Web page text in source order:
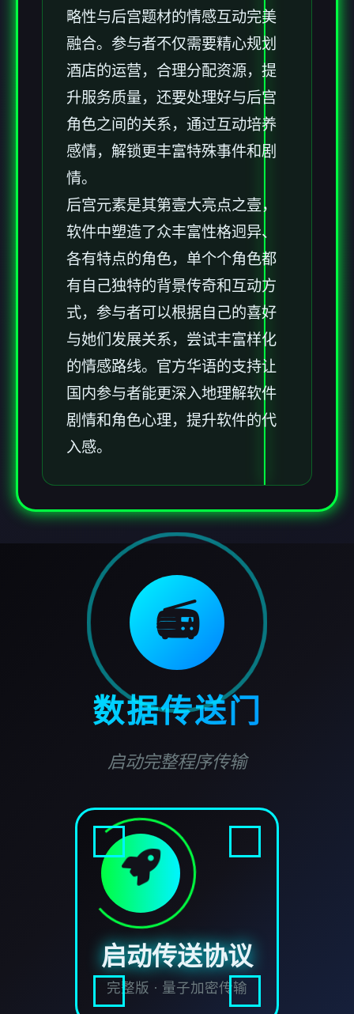
略性与后宫题材的情感互动完美
融合。参与者不仅需要精心规划
酒店的运营，合理分配资源，提
升服务质量，还要处理好与后宫
角色之间的关系，通过互动培养
感情，解锁更丰富特殊事件和剧
情。
后宫元素是其第壹大亮点之壹，
软件中塑造了众丰富性格迥异、
各有特点的角色，单个个角色都
有自己独特的背景传奇和互动方
式，参与者可以根据自己的喜好
与她们发展关系，尝试丰富样化
的情感路线。官方华语的支持让
国内参与者能更深入地理解软件
剧情和角色心理，提升软件的代
入感。
📻
数据传送门
启动完整程序传输
启动传送协议
完整版 · 量子加密传输